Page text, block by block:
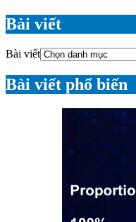
Bài viết
Bài viết
Bài viết phổ biến